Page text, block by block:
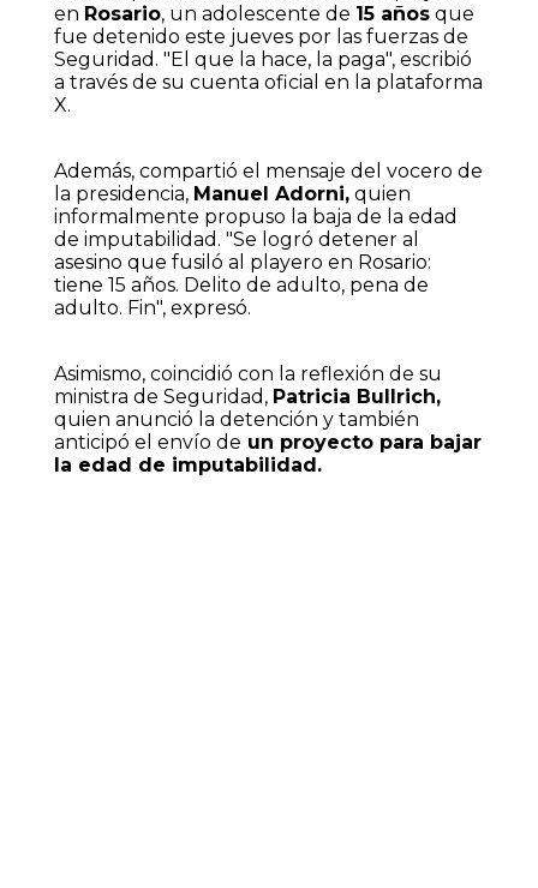
en Rosario, un adolescente de 15 añosque
fue detenido este jueves por las fuerzas de
Seguridad. "El que la hace, la paga", escribió
a través de su cuenta oficial en la plataforma
X.
Además, compartió el mensaje del vocero de
la presidencia, Manuel Adorni,quien
informalmente propuso la baja de la edad
de imputabilidad. "Se logró detener al
asesino que fusiló al playero en Rosario:
tiene 15 años. Delito de adulto, pena de
adulto. Fin", expresó.
Asimismo, coincidió con la reflexión de su
ministra de Seguridad, Patricia Bullrich,
quien anunció la detención y también
anticipó el envío de un proyecto para bajar
la edad de imputabilidad.